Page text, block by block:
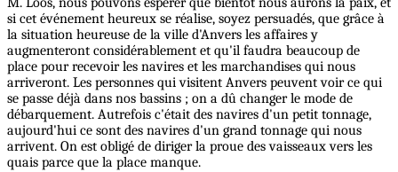
si cet événement heureux se réalise, soyez persuadés, que grâce à
la situation heureuse de la ville d'Anvers les affaires y
augmenteront considérablement et qu'il faudra beaucoup de
place pour recevoir les navires et les marchandises qui nous
arriveront. Les personnes qui visitent Anvers peuvent voir ce qui
se passe déjà dans nos bassins ; on a dû changer le mode de
débarquement. Autrefois c'était des navires d'un petit tonnage,
aujourd'hui ce sont des navires d'un grand tonnage qui nous
arrivent. On est obligé de diriger la proue des vaisseaux vers les
quais parce que la place manque.